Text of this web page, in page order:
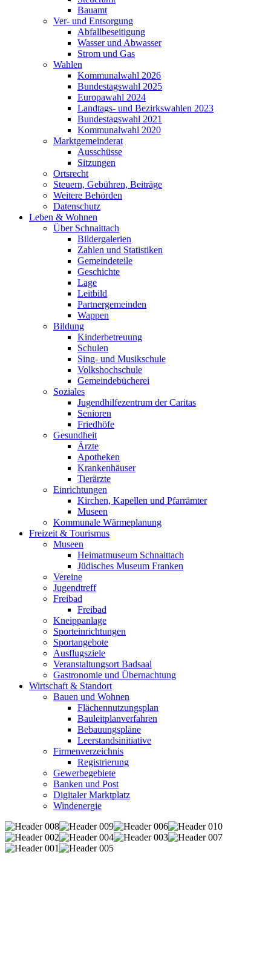
Bauamt
Ver- und Entsorgung
Abfallbeseitigung
Wasser und Abwasser
Strom und Gas
Wahlen
Kommunalwahl 2026
Bundestagswahl 2025
Europawahl 2024
Landtags- und Bezirkswahlen 2023
Bundestagswahl 2021
Kommunalwahl 2020
Marktgemeinderat
Ausschüsse
Sitzungen
Ortsrecht
Steuern, Gebühren, Beiträge
Weitere Behörden
Datenschutz
Leben & Wohnen
Über Schnaittach
Bildergalerien
Zahlen und Statistiken
Gemeindeteile
Geschichte
Lage
Leitbild
Partnergemeinden
Wappen
Bildung
Kinderbetreuung
Schulen
Sing- und Musikschule
Volkshochschule
Gemeindebücherei
Soziales
Jugendhilfezentrum der Caritas
Senioren
Friedhöfe
Gesundheit
Ärzte
Apotheken
Krankenhäuser
Tierärzte
Einrichtungen
Kirchen, Kapellen und Pfarrämter
Museen
Kommunale Wärmeplanung
Freizeit & Tourismus
Museen
Heimatmuseum Schnaittach
Jüdisches Museum Franken
Vereine
Jugendtreff
Freibad
Freibad
Kneippanlage
Sporteinrichtungen
Sportangebote
Ausflugsziele
Veranstaltungsort Badsaal
Gastronomie und Übernachtung
Wirtschaft & Standort
Bauen und Wohnen
Flächennutzungsplan
Bauleitplanverfahren
Bebauungspläne
Leerstandsinitiative
Firmenverzeichnis
Registrierung
Gewerbegebiete
Banken und Post
Digitaler Marktplatz
Windenergie